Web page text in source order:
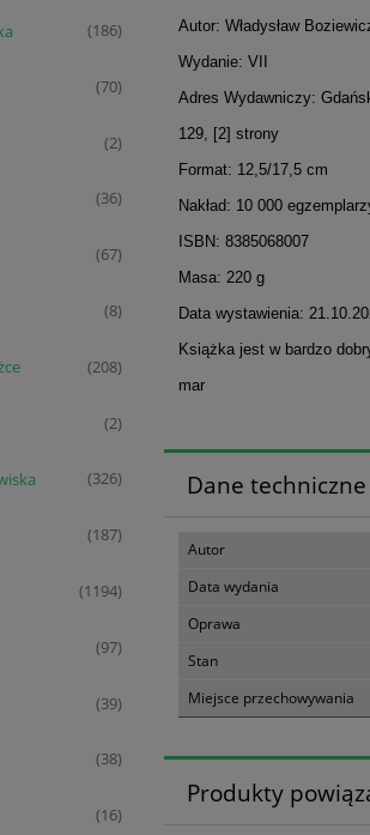
(186)
(70)
(2)
(36)
(67)
(8)
(208)
(2)
(326)
(187)
(1194)
(97)
(39)
(38)
(16)
Autor: Władysław
Wydanie: VII
Adres Wydawniczy:
129, [2] strony
Format: 12,5/17,5 cm
Nakład: 10 000
ISBN: 8385068007
Masa: 220 g
Data wystawienia:
Książka jest w bardzo
mar
Dane techniczne
Autor
Data wydania
Oprawa
Stan
Miejsce przechowywania
Produkty